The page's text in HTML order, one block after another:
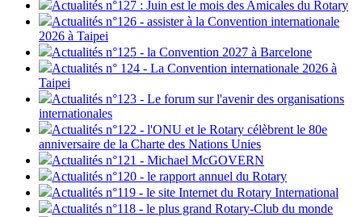
Actualités n°127 : Juin est le mois des Amicales du Rotary
Actualités n°126 - assister à la Convention internationale
2026 à Taipei
Actualités n°125 - la Convention 2027 à Barcelone
Actualités n° 124 - La Convention internationale 2026 à
Taipei
Actualités n°123 - Le forum sur l'avenir des organisations
internationales
Actualités n°122 - l'ONU et le Rotary célèbrent le 80e
anniversaire de la Charte des Nations Unies
Actualités n°121 - Michael McGOVERN
Actualités n°120 - le rapport annuel du Rotary
Actualités n°119 - le site Internet du Rotary International
Actualités n°118 - le plus grand Rotary-Club du monde